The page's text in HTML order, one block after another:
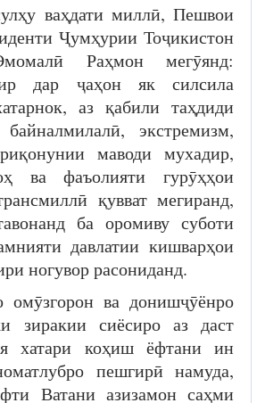
ваҳдати миллӣ, Пешвои
Ҷумҳурии Тоҷикистон
Раҳмон мегӯянд:
дар ҷаҳон як силсила
аз қабили таҳдиди
байналмилалӣ, экстремизм,
маводи мухадир,
ва фаъолияти гурӯҳҳои
қувват мегиранд,
ба оромиву суботи
давлатии кишварҳои
ногувор расониданд.
ва донишҷӯёнро
зиракии сиёсиро аз даст
хатари коҳиш ёфтани ин
пешгирӣ намуда,
Ватани азизамон саҳми